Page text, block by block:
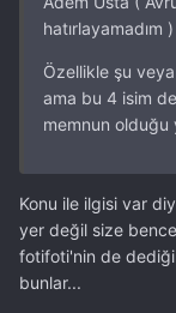
hatırlayamadım
Özellikle şu
ama bu 4 isim
memnun olduğu
Konu ile ilgisi var
yer değil size bence
fotifoti'nin de
bunlar...